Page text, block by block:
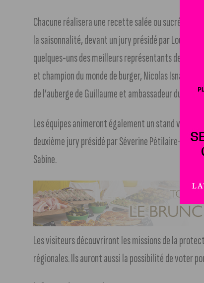
Chacune réalisera une recette salée ou sucrée à
la saisonnalité, devant un jury présidé par Louis-
quelques-uns des meilleurs représentants de la
et champion du monde de burger, Nicolas Isnard,
de l’auberge de Guillaume et ambassadeur du
Les équipes animeront également un stand
deuxième jury présidé par Séverine Pétilaire-
Sabine.
Les visiteurs découvriront les missions de la
régionales. Ils auront aussi la possibilité de voter